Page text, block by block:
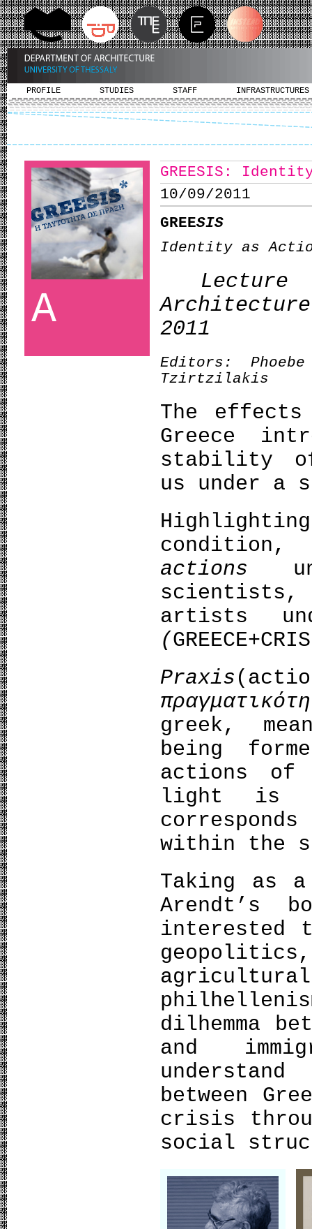
PROFILE STUDIES STAFF INFRASTRUCTURES
A
GREESIS:
10/09/2011
GREESIS
Identity as
2011
Editors:
Tzirtzilakis
The
Greece
stability
us under a
actions
artists
(
Praxis
greek,
being
actions
light is
within the
Taking as
Arendt’s
interested
dilhemma
and
between
crisis
social